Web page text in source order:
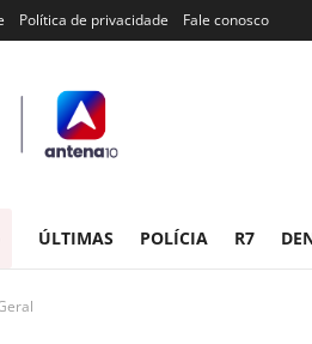
Política de privacidade Fale conosco
ÚLTIMAS POLÍCIA R7